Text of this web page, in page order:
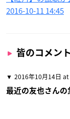
2016-10-11 14:45
皆のコメント
2016年10月14日 at
最近の友也さん